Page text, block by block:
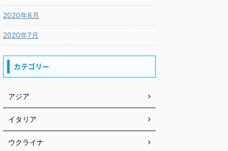
2020年8月
2020年7月
カテゴリー
アジア
イタリア
ウクライナ